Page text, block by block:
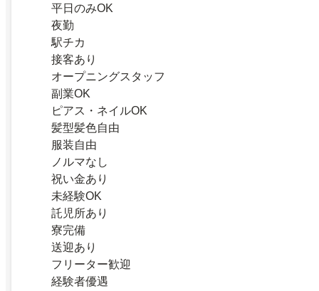
平日のみOK
夜勤
駅チカ
接客あり
オープニングスタッフ
副業OK
ピアス・ネイルOK
髪型髪色自由
服装自由
ノルマなし
祝い金あり
未経験OK
託児所あり
寮完備
送迎あり
フリーター歓迎
経験者優遇